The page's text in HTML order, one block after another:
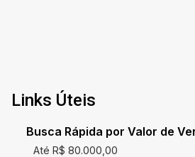
Links Úteis
Busca Rápida por Valor de
Até R$ 80.000,00